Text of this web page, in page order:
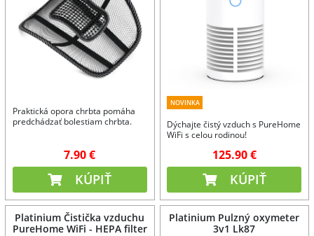
Praktická opora chrbta pomáha
predchádzať bolestiam chrbta.
7.90 €
KÚPIŤ
NOVINKA
Dýchajte čistý vzduch s PureHome
WiFi s celou rodinou!
125.90 €
KÚPIŤ
Platinium Čistička vzduchu
PureHome WiFi - HEPA filter
Platinium Pulzný oxymeter
3v1 Lk87